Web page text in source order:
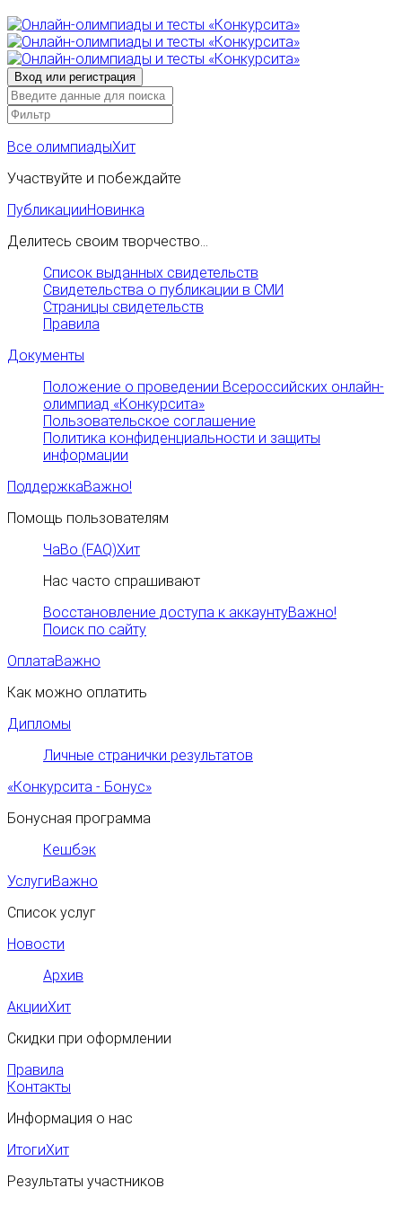
Все олимпиадыХит
Участвуйте и побеждайте
ПубликацииНовинка
Делитесь своим творчество...
Список выданных свидетельств
Свидетельства о публикации в СМИ
Страницы свидетельств
Правила
Документы
Положение о проведении Всероссийских онлайн-
олимпиад «Конкурсита»
Пользовательское соглашение
Политика конфиденциальности и защиты
информации
ПоддержкаВажно!
Помощь пользователям
ЧаВо (FAQ)Хит
Нас часто спрашивают
Восстановление доступа к аккаунтуВажно!
Поиск по сайту
ОплатаВажно
Как можно оплатить
Дипломы
Личные странички результатов
«Конкурсита - Бонус»
Бонусная программа
Кешбэк
УслугиВажно
Список услуг
Новости
Архив
АкцииХит
Скидки при оформлении
Правила
Контакты
Информация о нас
ИтогиХит
Результаты участников